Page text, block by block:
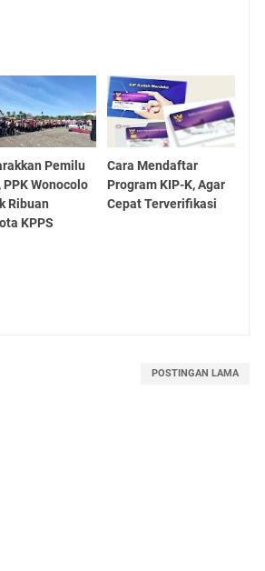
Pemilu
PPK Wonocolo
Ribuan
KPPS
Cara Mendaftar
Program KIP-K, Agar
Cepat Terverifikasi
POSTINGAN LAMA